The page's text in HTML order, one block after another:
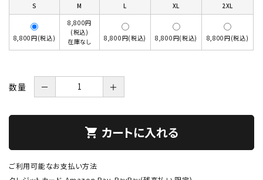
S M L XL 2XL
8,800円(税込)
8,800円
(税込)
在庫なし
8,800円(税込) 8,800円(税込) 8,800円(税込)
数量 － ＋
shopping_cart カートに入れる
ご利用可能なお支払い方法